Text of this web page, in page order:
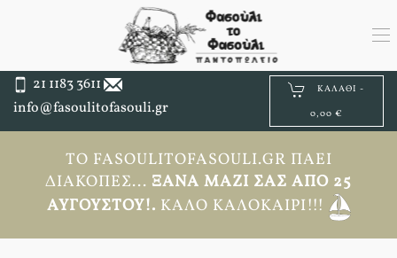
21 1183 3611
info@fasoulitofasouli.gr
ΚΑΛΆΘΙ -
0,00 €
ΤΟ FASOULITOFASOULI.GR ΠΆΕΙ
ΔΙΑΚΟΠΈΣ... ΞΑΝΆ ΜΑΖΊ ΣΑΣ ΑΠΟ 25
ΑΥΓΟΎΣΤΟΥ!. ΚΑΛΌ ΚΑΛΟΚΑΊΡΙ!!!